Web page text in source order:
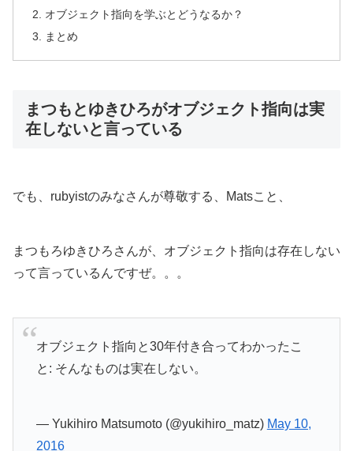
オブジェクト指向を学ぶとどうなるか？
まとめ
まつもとゆきひろがオブジェクト指向は実
在しないと言っている
でも、rubyistのみなさんが尊敬する、Matsこと、
まつもろゆきひろさんが、オブジェクト指向は存在しない
って言っているんですぜ。。。
オブジェクト指向と30年付き合ってわかったこ
と: そんなものは実在しない。
— Yukihiro Matsumoto (@yukihiro_matz) May 10,
2016